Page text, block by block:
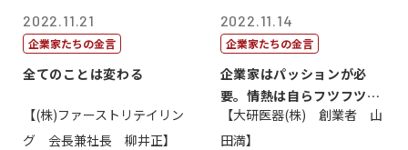
2022.11.21
企業家たちの金言
全てのことは変わる
【(株)ファーストリテイリン
グ 会長兼社長 柳井正】
2022.11.14
企業家たちの金言
企業家はパッションが必
要。情熱は自らフツフツと
湧いてくるもの...
【大研医器(株) 創業者 山
田満】